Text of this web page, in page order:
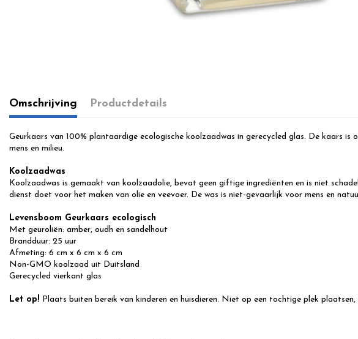
Omschrijving Productdetails
Geurkaars van 100% plantaardige ecologische koolzaadwas in gerecycled glas. De kaars
mens en milieu.
Koolzaadwas
Koolzaadwas is gemaakt van koolzaadolie, bevat geen giftige ingrediënten en is niet
dienst doet voor het maken van olie en veevoer. De was is niet-gevaarlijk voor mens en
Levensboom Geurkaars ecologisch
Met geuroliën: amber, oudh en sandelhout
Brandduur: 25 uur
Afmeting: 6 cm x 6 cm x 6 cm
Non-GMO koolzaad uit Duitsland
Gerecycled vierkant glas
Let op! Plaats buiten bereik van kinderen en huisdieren. Niet op een tochtige plek